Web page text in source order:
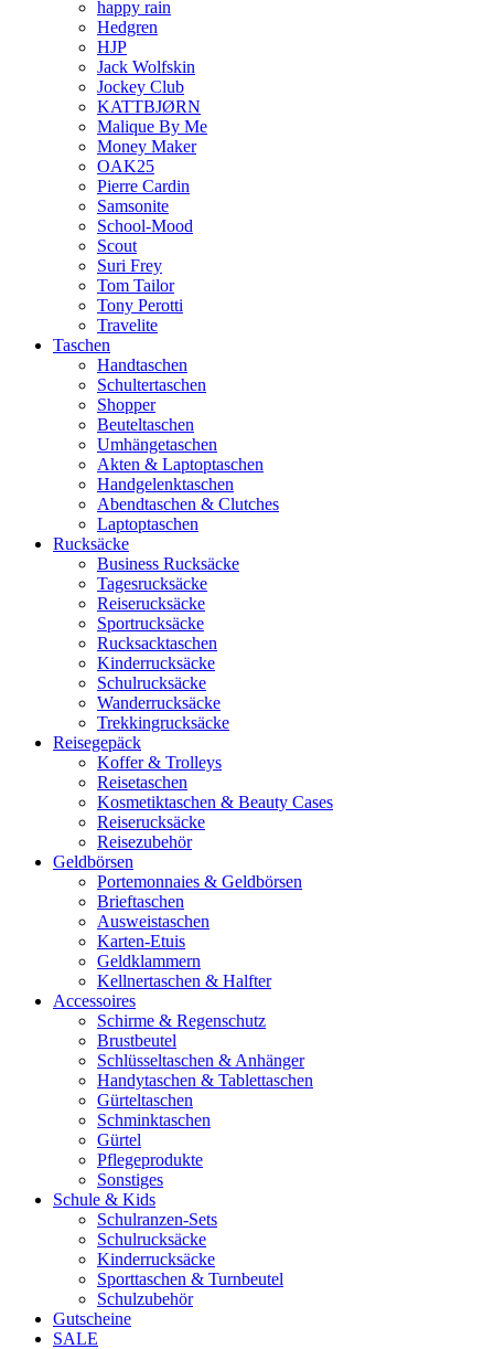
happy rain
Hedgren
HJP
Jack Wolfskin
Jockey Club
KATTBJØRN
Malique By Me
Money Maker
OAK25
Pierre Cardin
Samsonite
School-Mood
Scout
Suri Frey
Tom Tailor
Tony Perotti
Travelite
Taschen
Handtaschen
Schultertaschen
Shopper
Beuteltaschen
Umhängetaschen
Akten & Laptoptaschen
Handgelenktaschen
Abendtaschen & Clutches
Laptoptaschen
Rucksäcke
Business Rucksäcke
Tagesrucksäcke
Reiserucksäcke
Sportrucksäcke
Rucksacktaschen
Kinderrucksäcke
Schulrucksäcke
Wanderrucksäcke
Trekkingrucksäcke
Reisegepäck
Koffer & Trolleys
Reisetaschen
Kosmetiktaschen & Beauty Cases
Reiserucksäcke
Reisezubehör
Geldbörsen
Portemonnaies & Geldbörsen
Brieftaschen
Ausweistaschen
Karten-Etuis
Geldklammern
Kellnertaschen & Halfter
Accessoires
Schirme & Regenschutz
Brustbeutel
Schlüsseltaschen & Anhänger
Handytaschen & Tablettaschen
Gürteltaschen
Schminktaschen
Gürtel
Pflegeprodukte
Sonstiges
Schule & Kids
Schulranzen-Sets
Schulrucksäcke
Kinderrucksäcke
Sporttaschen & Turnbeutel
Schulzubehör
Gutscheine
SALE